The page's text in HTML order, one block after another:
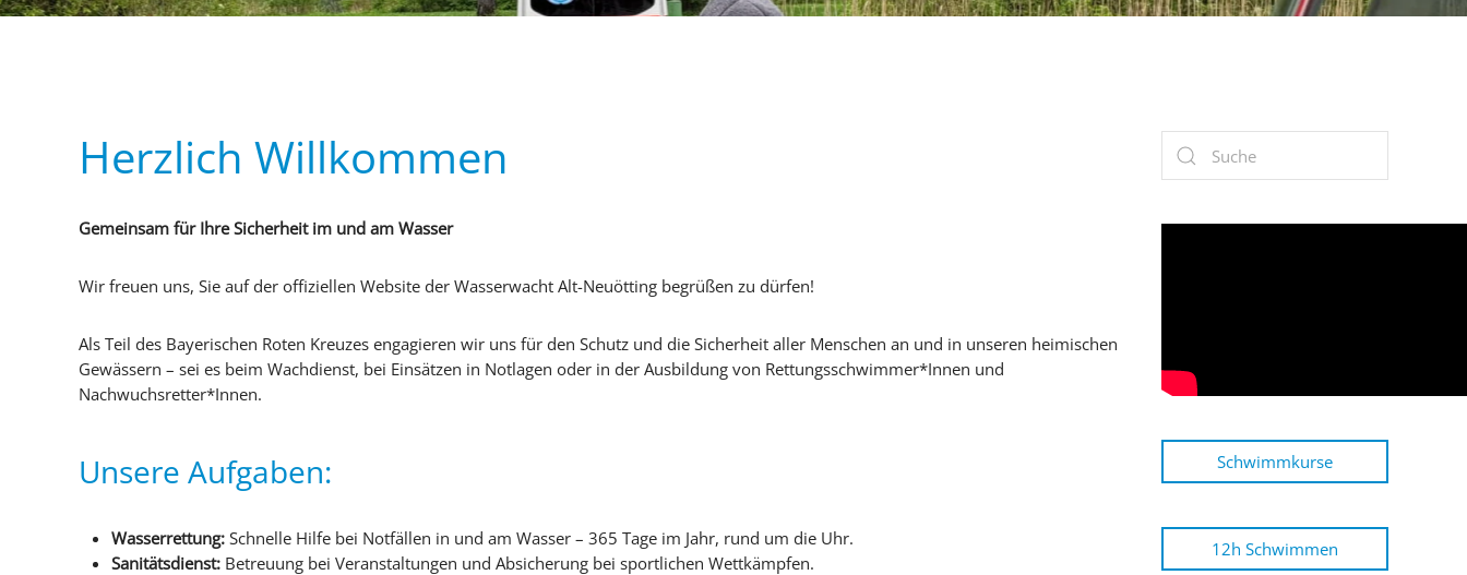
Herzlich Willkommen
Gemeinsam für Ihre Sicherheit im und am Wasser
Wir freuen uns, Sie auf der offiziellen Website der Wasserwacht Alt-Neuötting begrüßen zu dürfen!
Als Teil des Bayerischen Roten Kreuzes engagieren wir uns für den Schutz und die Sicherheit aller Menschen an und in unseren heimischen
Gewässern – sei es beim Wachdienst, bei Einsätzen in Notlagen oder in der Ausbildung von Rettungsschwimmer*Innen und
Nachwuchsretter*Innen.
Unsere Aufgaben:
Wasserrettung: Schnelle Hilfe bei Notfällen in und am Wasser – 365 Tage im Jahr, rund um die Uhr.
Sanitätsdienst: Betreuung bei Veranstaltungen und Absicherung bei sportlichen Wettkämpfen.
Schwimmkurse
12h Schwimmen